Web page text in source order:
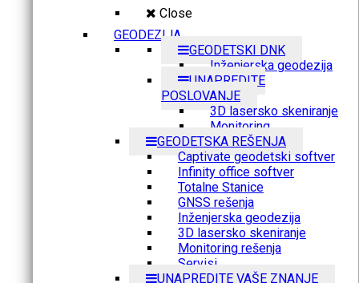
Close
GEODEZIJA
GEODETSKI DNK
Inženjerska geodezija
UNAPREDITE
POSLOVANJE
3D lasersko skeniranje
Monitoring
GEODETSKA REŠENJA
Captivate geodetski softver
Infinity office softver
Totalne Stanice
GNSS rešenja
Inženjerska geodezija
3D lasersko skeniranje
Monitoring rešenja
Servisi
UNAPREDITE VAŠE ZNANJE